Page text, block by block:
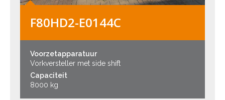
F80HD2-E0144C
Voorzetapparatuur
Vorkversteller met side shift
Capaciteit
8000 kg